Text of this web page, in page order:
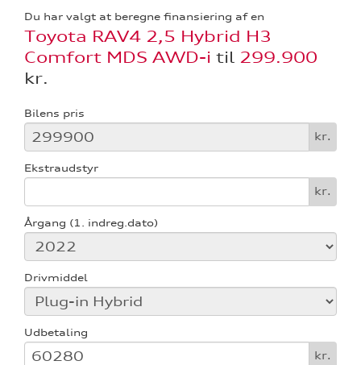
Du har valgt at beregne finansiering af en
Toyota RAV4 2,5 Hybrid H3
Comfort MDS AWD-i til 299.900
kr.
Bilens pris
kr.
Ekstraudstyr
kr.
Årgang (1. indreg.dato)
Drivmiddel
Udbetaling
kr.